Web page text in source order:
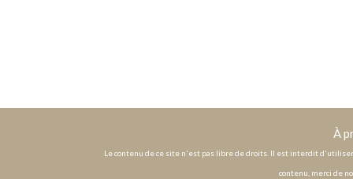
À
Le contenu de ce site n'est pas libre de droits. Il est interdit
contenu, merci de